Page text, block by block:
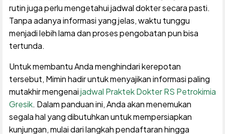
rutin juga perlu mengetahui jadwal dokter secara pasti.
Tanpa adanya informasi yang jelas, waktu tunggu
menjadi lebih lama dan proses pengobatan pun bisa
tertunda.
Untuk membantu Anda menghindari kerepotan
tersebut, Mimin hadir untuk menyajikan informasi paling
mutakhir mengenaijadwal Praktek Dokter RS Petrokimia
Gresik. Dalam panduan ini, Anda akan menemukan
segala hal yang dibutuhkan untuk mempersiapkan
kunjungan, mulai dari langkah pendaftaran hingga